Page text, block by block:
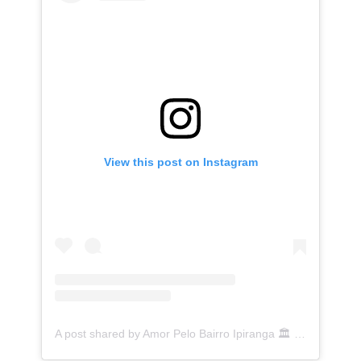
View this post on Instagram